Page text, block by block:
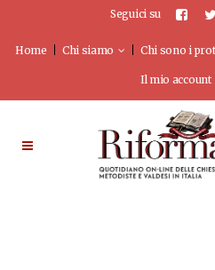
Seguici su
Home Chi siamo Chi sono i
Il mio account